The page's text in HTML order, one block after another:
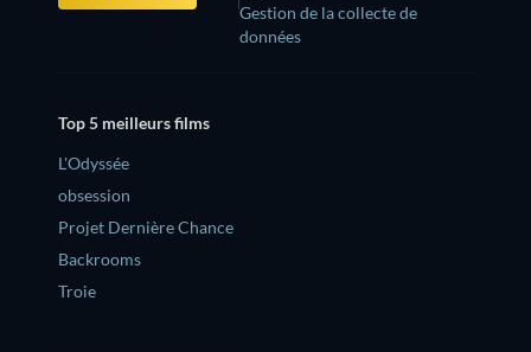
Gestion de la collecte de
données
Top 5 meilleurs films
L'Odyssée
obsession
Projet Dernière Chance
Backrooms
Troie